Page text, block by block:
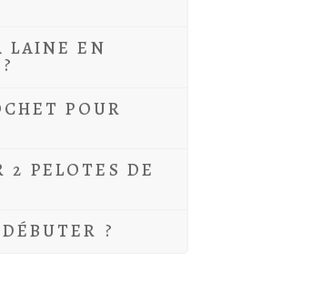
LAINE EN
POUR
2 PELOTES DE
?